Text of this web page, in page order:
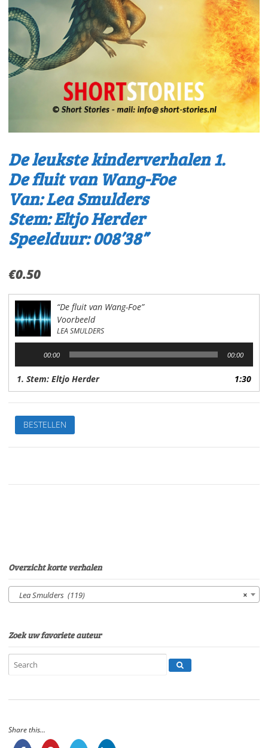
De leukste kinderverhalen 1.
De fluit van Wang-Foe
Van: Lea Smulders
Stem: Eltjo Herder
Speelduur: 008’38”
€0.50
“De fluit van Wang-Foe”
Voorbeeld
LEA SMULDERS
00:00 00:00
1. Stem: Eltjo Herder 1:30
De
leukste
kinderverhalen
van
008'38"
aantal
BESTELLEN
Overzicht korte verhalen
×
Lea Smulders (119)
Zoek uw favoriete auteur
Share this...